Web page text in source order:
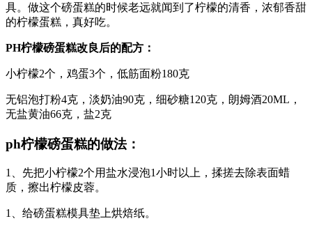
具。做这个磅蛋糕的时候老远就闻到了柠檬的清香，浓郁香甜
的柠檬蛋糕，真好吃。
PH柠檬磅蛋糕改良后的配方：
小柠檬2个，鸡蛋3个，低筋面粉180克
无铝泡打粉4克，淡奶油90克，细砂糖120克，朗姆酒20ML，
无盐黄油66克，盐2克
ph柠檬磅蛋糕的做法：
1、先把小柠檬2个用盐水浸泡1小时以上，揉搓去除表面蜡
质，擦出柠檬皮蓉。
1、给磅蛋糕模具垫上烘焙纸。